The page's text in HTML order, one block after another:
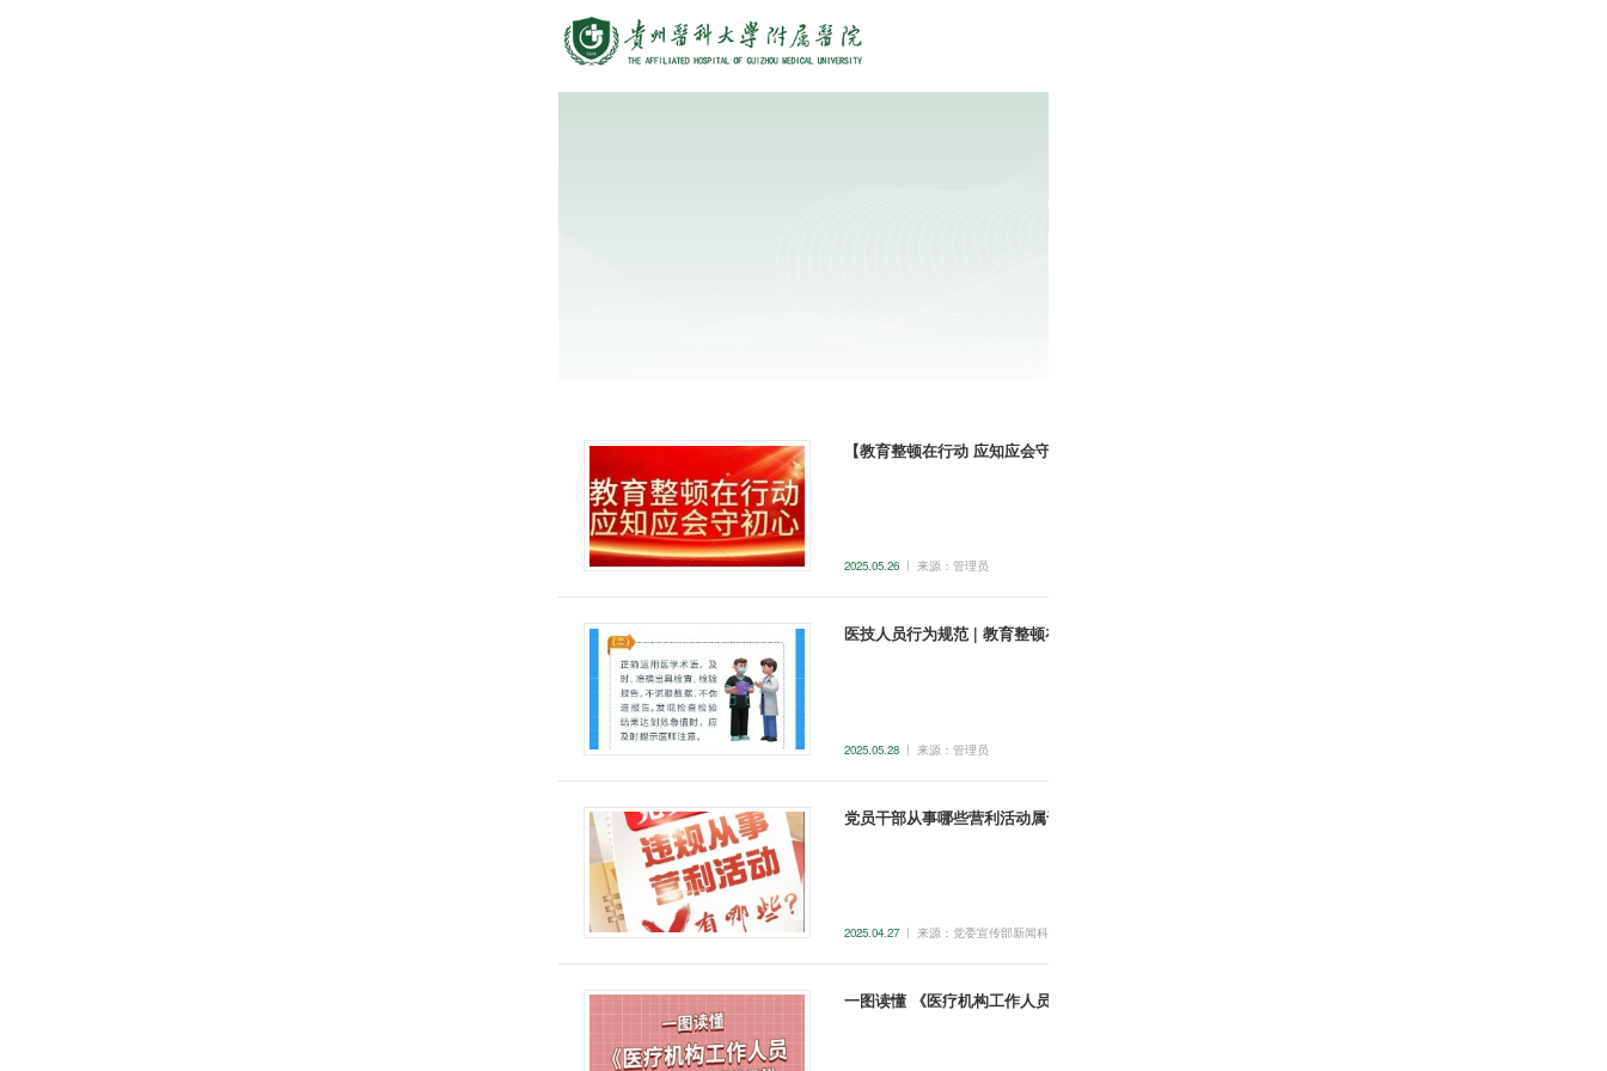
【教育整顿在行动 应知应会守初心】30个知识点带你学习党章
2025.05.26 来源： 管理员
医技人员行为规范 | 教育整顿在行动 应知应会守初心
2025.05.28 来源： 管理员
党员干部从事哪些营利活动属于违规行为？ | 教育整顿在行动 应知应会守初心
2025.04.27 来源： 党委宣传部新闻科
一图读懂 《医疗机构工作人员廉洁从业九项准则》 | 教育整顿在行动 应知应会守初心